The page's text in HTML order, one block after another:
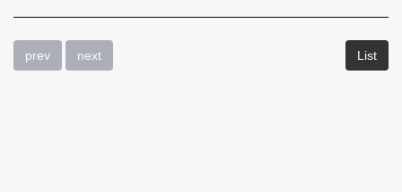
prev next List